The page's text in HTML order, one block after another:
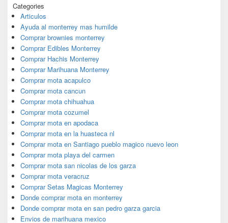
Categories
Articulos
Ayuda al monterrey mas humilde
Comprar brownies monterrey
Comprar Edibles Monterrey
Comprar Hachis Monterrey
Comprar Marihuana Monterrey
Comprar mota acapulco
Comprar mota cancun
Comprar mota chihuahua
Comprar mota cozumel
Comprar mota en apodaca
Comprar mota en la huasteca nl
Comprar mota en Santiago pueblo magico nuevo leon
Comprar mota playa del carmen
Comprar mota san nicolas de los garza
Comprar mota veracruz
Comprar Setas Magicas Monterrey
Donde comprar mota en monterrey
Donde comprar mota en san pedro garza garcia
Envios de marihuana mexico